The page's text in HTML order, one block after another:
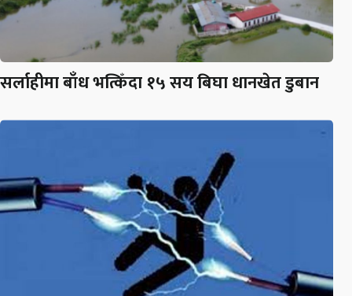
सर्लाहीमा बाँध भत्किँदा १५ सय बिघा धानखेत डुबान